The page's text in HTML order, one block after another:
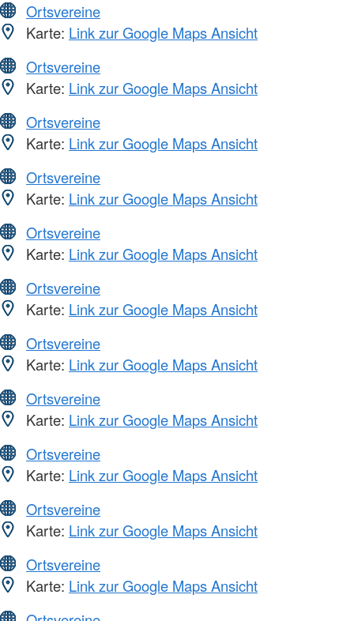
Ortsvereine
Karte: Link zur Google Maps Ansicht
Ortsvereine
Karte: Link zur Google Maps Ansicht
Ortsvereine
Karte: Link zur Google Maps Ansicht
Ortsvereine
Karte: Link zur Google Maps Ansicht
Ortsvereine
Karte: Link zur Google Maps Ansicht
Ortsvereine
Karte: Link zur Google Maps Ansicht
Ortsvereine
Karte: Link zur Google Maps Ansicht
Ortsvereine
Karte: Link zur Google Maps Ansicht
Ortsvereine
Karte: Link zur Google Maps Ansicht
Ortsvereine
Karte: Link zur Google Maps Ansicht
Ortsvereine
Karte: Link zur Google Maps Ansicht